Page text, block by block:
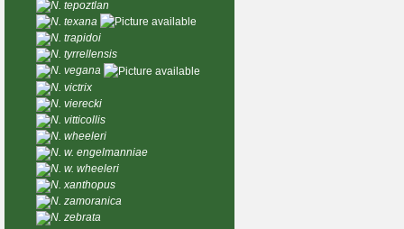
N. tepoztlan
N. texana
N. trapidoi
N. tyrrellensis
N. vegana
N. victrix
N. vierecki
N. vitticollis
N. wheeleri
N. w. engelmanniae
N. w. wheeleri
N. xanthopus
N. zamoranica
N. zebrata